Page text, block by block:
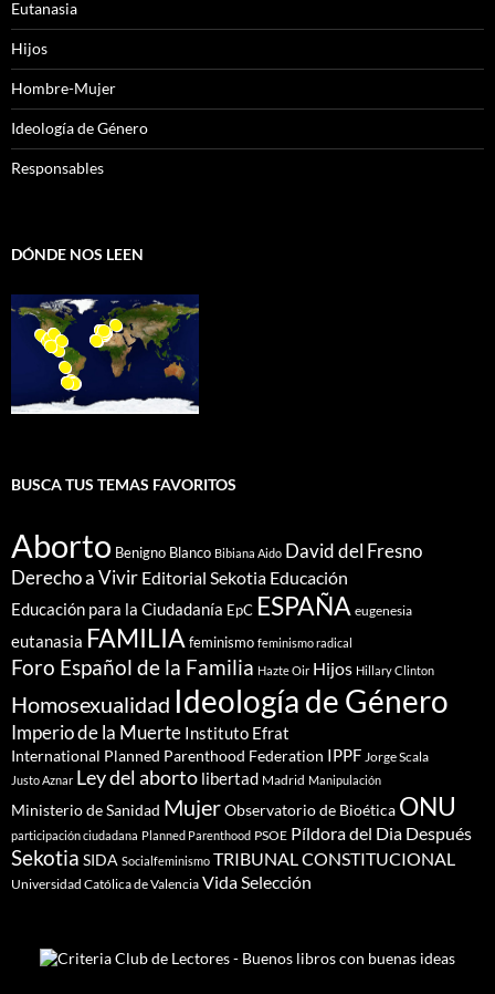
Eutanasia
Hijos
Hombre-Mujer
Ideología de Género
Responsables
DÓNDE NOS LEEN
BUSCA TUS TEMAS FAVORITOS
Aborto Benigno Blanco Bibiana Aido David del Fresno
Derecho a Vivir Editorial Sekotia Educación
Educación para la Ciudadanía EpC ESPAÑA eugenesia
eutanasia FAMILIA feminismo feminismo radical
Foro Español de la Familia Hazte Oir Hijos Hillary Clinton
Homosexualidad Ideología de Género
Imperio de la Muerte Instituto Efrat
International Planned Parenthood Federation IPPF Jorge Scala
Justo Aznar Ley del aborto libertad Madrid Manipulación
Ministerio de Sanidad MujerObservatorio de Bioética ONU
participación ciudadana Planned Parenthood PSOE Píldora del Dia Después
Sekotia SIDA Socialfeminismo TRIBUNAL CONSTITUCIONAL
Universidad Católica de Valencia Vida Selección